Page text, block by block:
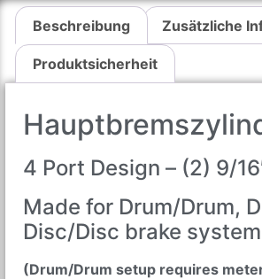
Beschreibung Zusätzliche
Produktsicherheit
4 Port Design – (2) 9/
Made for Drum/Drum,
Disc/Disc brake
(Drum/Drum setup requires